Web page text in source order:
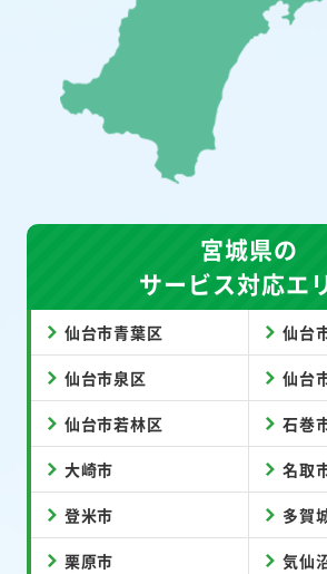
宮城県の
サービス対応エ
仙台市青葉区 仙台
仙台市泉区 仙台
仙台市若林区 石巻
大崎市 名取
登米市 多賀
栗原市 気仙